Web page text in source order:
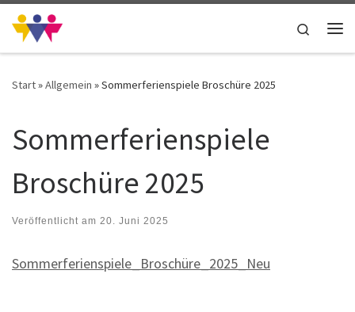
Zum Inhalt springen
Search
Start»Allgemein »Sommerferienspiele Broschüre 2025
Sommerferienspiele
Broschüre 2025
Veröffentlicht am 20. Juni 2025
Sommerferienspiele_Broschüre_2025_Neu